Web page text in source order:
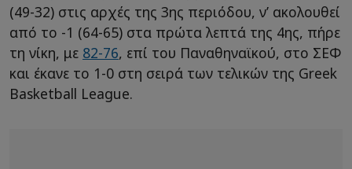
(49-32) στις αρχές της 3ης περιόδου, ν’ ακολουθεί
από το -1 (64-65) στα πρώτα λεπτά της 4ης, πήρε
τη νίκη, με 82-76, επί του Παναθηναϊκού, στο ΣΕΦ
και έκανε το 1-0 στη σειρά των τελικών της Greek
Basketball League.